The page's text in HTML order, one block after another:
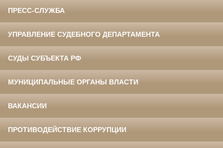
ПРЕСС-СЛУЖБА
УПРАВЛЕНИЕ СУДЕБНОГО ДЕПАРТАМЕНТА
СУДЫ СУБЪЕКТА РФ
МУНИЦИПАЛЬНЫЕ ОРГАНЫ ВЛАСТИ
ВАКАНСИИ
ПРОТИВОДЕЙСТВИЕ КОРРУПЦИИ